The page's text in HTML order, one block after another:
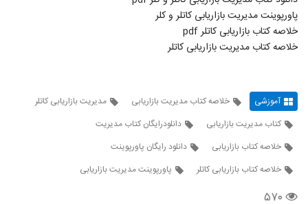
پاورپوینت مدیریت بازاریابی کاتلر و کلر
خلاصه کتاب بازاریابی کاتلر pdf
خلاصه کتاب مدیریت بازاریابی کاتلر
آموزشی خلاصه کتاب مدیریت بازاریابی
مدیریت بازاریابی کاتلر
کتاب مدیریت بازاریابی
دانلودرایگان کتاب مدیریت
خلاصه کتاب بازاریابی
دانلود رایگان پاورپوینت
خلاصه کتاب بازاریابی کاتلر
پاورپوینت مدیریت بازاریابی
۵۷۰